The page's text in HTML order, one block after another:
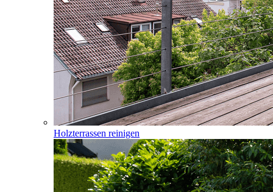
Holzterrassen reinigen